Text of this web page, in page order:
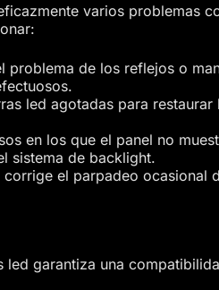
varios problemas
problema de los reflejos o
led agotadas para
en los que el panel no
sistema de backlight.
corrige el parpadeo ocasional
led garantiza una